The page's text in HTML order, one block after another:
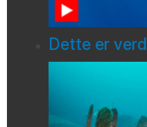
Dette er